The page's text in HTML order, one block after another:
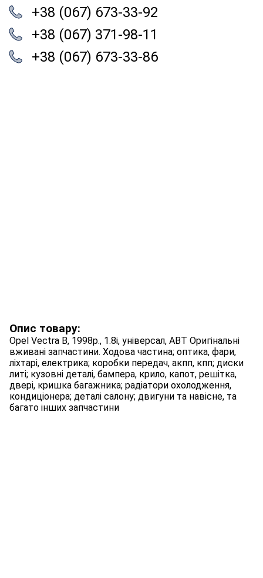
+38 (067) 673-33-92
+38 (067) 371-98-11
+38 (067) 673-33-86
Опис товару:
Opel Vectra B, 1998р., 1.8i, універсал, АВТ Оригінальні
вживані запчастини. Ходова частина; оптика, фари,
ліхтарі, електрика; коробки передач, акпп, кпп; диски
литі; кузовні деталі, бампера, крило, капот, решітка,
двері, кришка багажника; радіатори охолодження,
кондиціонера; деталі салону; двигуни та навісне, та
багато інших запчастини